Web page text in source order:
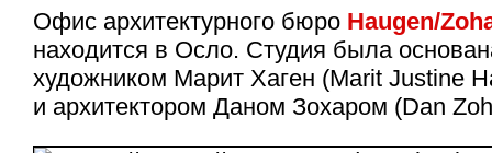
Офис архитектурного бюро Haugen/
находится в Осло. Студия была
художником Марит Хаген (Marit Justine
и архитектором Даном Зохаром (Dan